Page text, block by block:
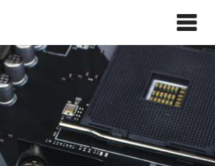
Main
Menu